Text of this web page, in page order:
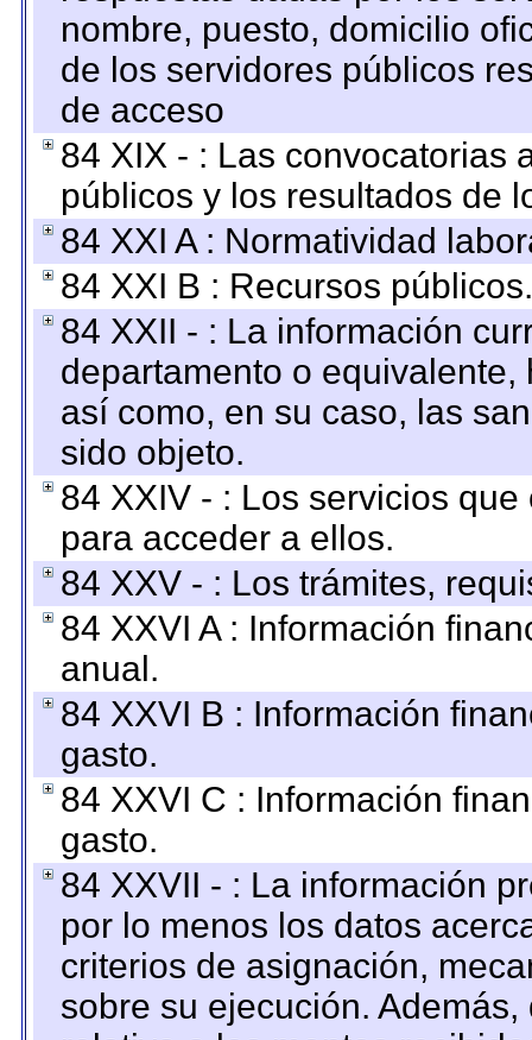
nombre, puesto, domicilio
de los servidores públicos
de acceso
84 XIX - : Las convocatorias
públicos y los resultados de
84 XXI A : Normatividad
84 XXI B : Recursos públicos.
84 XXII - : La información
departamento o
así como, en su caso, las
sido objeto.
84 XXIV - : Los servicios
para acceder a ellos.
84 XXV - : Los trámites,
84 XXVI A : Información
anual.
84 XXVI B : Información
gasto.
84 XXVI C : Información
gasto.
84 XXVII - : La información
por lo menos los datos
criterios de asignación,
sobre su ejecución.